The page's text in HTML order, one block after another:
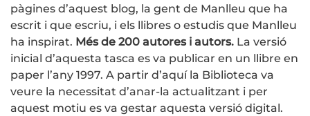
pàgines d’aquest blog, la gent de Manlleu que ha
escrit i que escriu, i els llibres o estudis que Manlleu
ha inspirat. Més de 200 autores i autors. La versió
inicial d’aquesta tasca es va publicar en un llibre en
paper l’any 1997. A partir d’aquí la Biblioteca va
veure la necessitat d’anar-la actualitzant i per
aquest motiu es va gestar aquesta versió digital.